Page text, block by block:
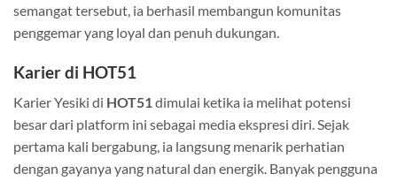
semangat tersebut, ia berhasil membangun komunitas
penggemar yang loyal dan penuh dukungan.
Karier di HOT51
Karier Yesiki di HOT51dimulai ketika ia melihat potensi
besar dari platform ini sebagai media ekspresi diri. Sejak
pertama kali bergabung, ia langsung menarik perhatian
dengan gayanya yang natural dan energik. Banyak pengguna